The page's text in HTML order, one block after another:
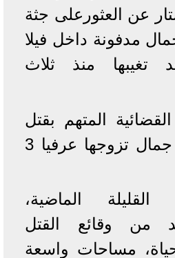
عن العثورعلى جثة
مدفونة داخل فيلا
تغيبها منذ ثلاث
المتهم بقتل
الإعلامية شيماء جمال تزوجها عرفيا 3
القليلة الماضية،
من وقائع القتل
مساحات واسعة